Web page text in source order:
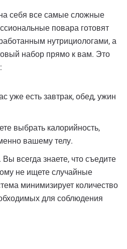
себя все самые сложные
повара готовят
нутрициологами, а
набор прямо к вам. Это
уже есть завтрак, обед, ужин
выбрать калорийность,
вашему телу.
всегда знаете, что съедите
не ищете случайные
минимизирует количество
для соблюдения